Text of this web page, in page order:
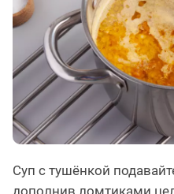
Суп с тушёнкой
дополнив ломтиками